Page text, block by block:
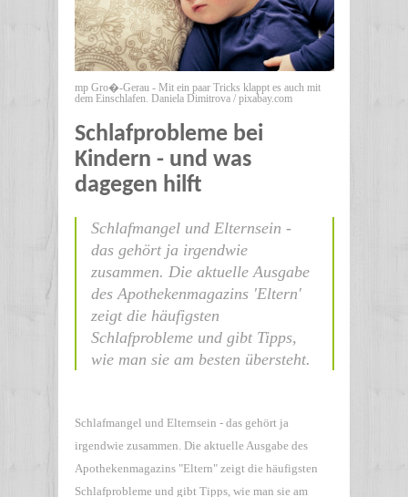
mp Gro�-Gerau - Mit ein paar Tricks klappt es auch mit
dem Einschlafen. Daniela Dimitrova / pixabay.com
Schlafprobleme bei
Kindern - und was
dagegen hilft
Schlafmangel und Elternsein -
das gehört ja irgendwie
zusammen. Die aktuelle Ausgabe
des Apothekenmagazins 'Eltern'
zeigt die häufigsten
Schlafprobleme und gibt Tipps,
wie man sie am besten übersteht.
Schlafmangel und Elternsein - das gehört ja
irgendwie zusammen. Die aktuelle Ausgabe des
Apothekenmagazins "Eltern" zeigt die häufigsten
Schlafprobleme und gibt Tipps, wie man sie am